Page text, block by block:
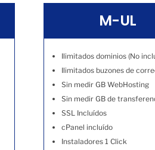
M-UL
Ilimitados dominios (No
Ilimitados buzones de
Sin medir GB WebHosting
Sin medir GB de
SSL Incluídos
cPanel incluído
Instaladores 1 Click